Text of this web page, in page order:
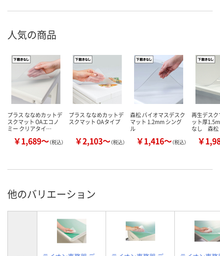
人気の商品
プラス ななめカットデ
スクマット OAエコノ
ミー クリアタイ…
￥1,689～（税込）
プラス ななめカットデ
スクマット OAタイプ
￥2,103～（税込）
森松 バイオマスデスク
マット 1.2mm シング
ル
￥1,416～（税込）
再生デス
ット厚
なし 森松
￥
他のバリエーション